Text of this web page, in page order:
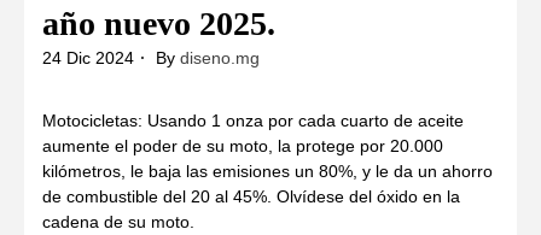
año nuevo 2025.
24 Dic 2024 By diseno.mg
Motocicletas: Usando 1 onza por cada cuarto de aceite
aumente el poder de su moto, la protege por 20.000
kilómetros, le baja las emisiones un 80%, y le da un ahorro
de combustible del 20 al 45%. Olvídese del óxido en la
cadena de su moto.